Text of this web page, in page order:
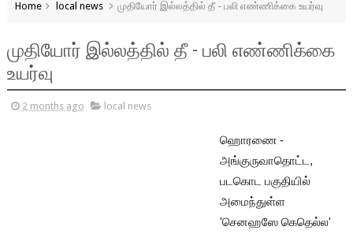
Home local news முதியோர் இல்லத்தில் தீ - பலி எண்ணிக்கை உயர்வு
முதியோர் இல்லத்தில் தீ - பலி எண்ணிக்கை
உயர்வு
2 months ago local news
ஹொரணை -
அங்குருவாதொட்ட,
படகொட பகுதியில்
அமைந்துள்ள
'செனஹஸே கெதெல்ல'